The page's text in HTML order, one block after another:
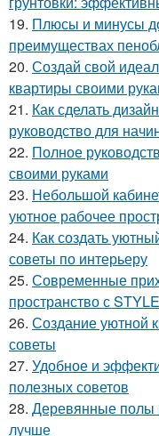
19. Плюсы и минусы
преимуществах
20. Создай свой
квартиры своими
21. Как сделать
руководство для
22. Полное
своими руками
23. Небольшой
уютное рабочее
24. Как создать
советы по интерьеру
25. Современные
пространство с STYLE
26. Создание уютной
советы
27. Удобное и
полезных советов
28. Деревянные полы
лучше